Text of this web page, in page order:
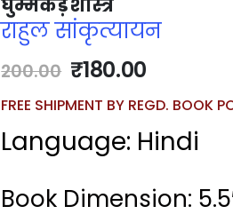
घुम्मकड़ शास्त्र
राहुल सांकृत्यायन
200.00 ₹180.00
FREE SHIPMENT BY REGD.
Language: Hindi
Book Dimension: